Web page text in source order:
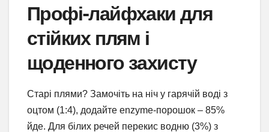
Профі-лайфхаки для
стійких плям і
щоденного захисту
Старі плями? Замочіть на ніч у гарячій воді з
оцтом (1:4), додайте enzyme-порошок – 85%
йде. Для білих речей перекис водню (3%) з